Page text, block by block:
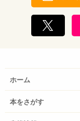
ホーム
本をさがす